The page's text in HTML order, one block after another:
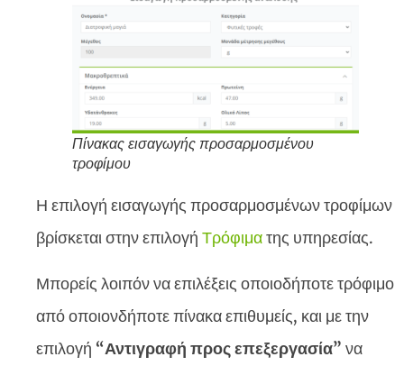
Πίνακας εισαγωγής προσαρμοσμένου
τροφίμου
Η επιλογή εισαγωγής προσαρμοσμένων τροφίμων
βρίσκεται στην επιλογή Τρόφιματης υπηρεσίας.
Μπορείς λοιπόν να επιλέξεις οποιοδήποτε τρόφιμο
από οποιονδήποτε πίνακα επιθυμείς, και με την
επιλογή “Αντιγραφή προς επεξεργασία” να